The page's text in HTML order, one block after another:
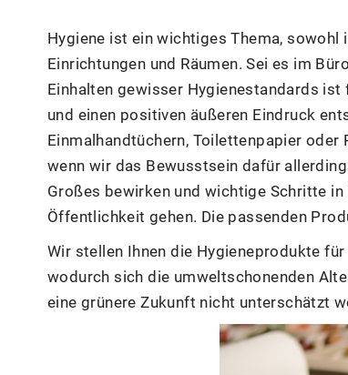
Hygiene ist ein wichtiges Thema,
Einrichtungen und Räumen. Sei es im
Einhalten gewisser Hygienestandards ist
und einen positiven äußeren Eindruck
Einmalhandtüchern, Toilettenpapier
wenn wir das Bewusstsein dafür
Großes bewirken und wichtige Schritte
Öffentlichkeit gehen. Die passenden
Wir stellen Ihnen die Hygieneprodukte
wodurch sich die umweltschonenden
eine grünere Zukunft nicht unterschätzt